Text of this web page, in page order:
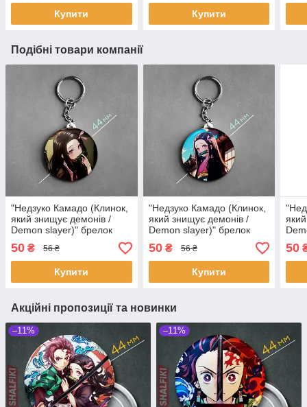
Купити Купити
Подібні товари компанії
"Недзуко Камадо (Клинок,
який знищує демонів /
Demon slayer)" брелок
круглий Ø44 мм
50 ₴ 56 ₴
Купити
"Недзуко Камадо (Клинок,
який знищує демонів /
Demon slayer)" брелок
круглий Ø44 мм
50₴ 56 ₴
Купити
50
Акційні пропозиції та новинки
–11% –11%